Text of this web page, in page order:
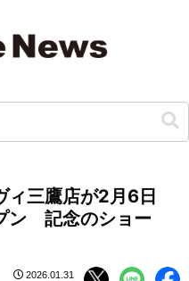
ィ三鷹店が2月6日
ン 記念のショー
2026.01.31